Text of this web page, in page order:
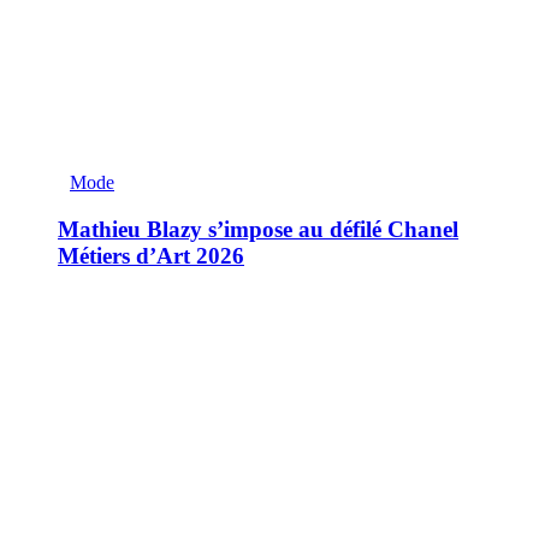
Mode
Mathieu Blazy s’impose au défilé Chanel
Métiers d’Art 2026